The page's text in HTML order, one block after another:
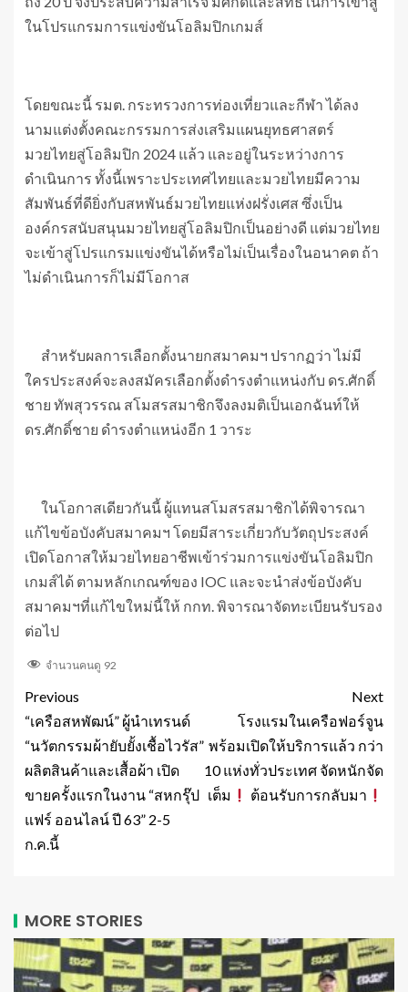
ในโปรแกรมการแข่งขันโอลิมปิกเกมส์
โดยขณะนี้ รมต. กระทรวงการท่องเที่ยวและกีฬา ได้ลง
นามแต่งตั้งคณะกรรมการส่งเสริมแผนยุทธศาสตร์
มวยไทยสู่โอลิมปิก 2024 แล้ว และอยู่ในระหว่างการ
ดำเนินการ ทั้งนี้เพราะประเทศไทยและมวยไทยมีความ
สัมพันธ์ที่ดียิ่งกับสหพันธ์มวยไทยแห่งฝรั่งเศส ซึ่งเป็น
องค์กรสนับสนุนมวยไทยสู่โอลิมปิกเป็นอย่างดี แต่มวยไทย
จะเข้าสู่โปรแกรมแข่งขันได้หรือไม่เป็นเรื่องในอนาคต ถ้า
ไม่ดำเนินการก็ไม่มีโอกาส
สำหรับผลการเลือกตั้งนายกสมาคมฯ ปรากฏว่า ไม่มี
ใครประสงค์จะลงสมัครเลือกตั้งดำรงตำแหน่งกับ ดร.ศักดิ์
ชาย ทัพสุวรรณ สโมสรสมาชิกจึงลงมติเป็นเอกฉันท์ให้
ดร.ศักดิ์ชาย ดำรงตำแหน่งอีก 1 วาระ
ในโอกาสเดียวกันนี้ ผู้แทนสโมสรสมาชิกได้พิจารณา
แก้ไขข้อบังคับสมาคมฯ โดยมีสาระเกี่ยวกับวัตถุประสงค์
เปิดโอกาสให้มวยไทยอาชีพเข้าร่วมการแข่งขันโอลิมปิก
เกมส์ได้ ตามหลักเกณฑ์ของ IOC และจะนำส่งข้อบังคับ
สมาคมฯที่แก้ไขใหม่นี้ให้ กกท. พิจารณาจัดทะเบียนรับรอง
ต่อไป
จำนวนคนดู 92
Previous
“เครือสหพัฒน์” ผู้นำเทรนด์
“นวัตกรรมผ้ายับยั้งเชื้อไวรัส”
ผลิตสินค้าและเสื้อผ้า เปิด
ขายครั้งแรกในงาน “สหกรุ๊ป
แฟร์ ออนไลน์ ปี 63” 2-5
ก.ค.นี้
Next
โรงแรมในเครือฟอร์จูน
พร้อมเปิดให้บริการแล้ว กว่า
10 แห่งทั่วประเทศ จัดหนักจัด
เต็ม
ต้อนรับการกลับมา
MORE STORIES